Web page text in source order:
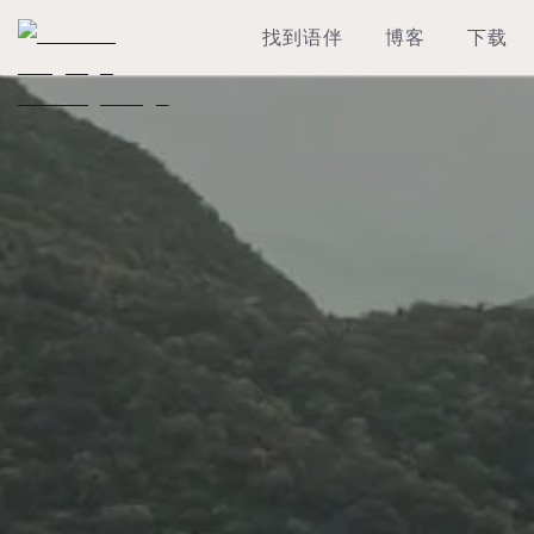
找到语伴 博客 下载